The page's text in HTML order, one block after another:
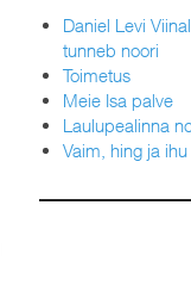
ENIMVAADATUD
Daniel Levi
tunneb noori
Toimetus
Laulupealinna